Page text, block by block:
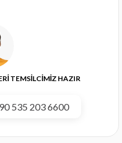
TEMSİLCİMİZ HAZIR
535 203 6600